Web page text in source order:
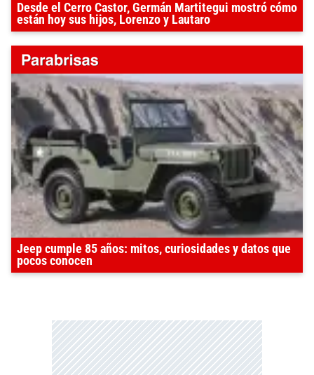
Desde el Cerro Castor, Germán Martitegui mostró cómo
están hoy sus hijos, Lorenzo y Lautaro
Jeep cumple 85 años: mitos, curiosidades y datos que
pocos conocen